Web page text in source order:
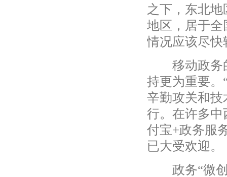
之下，东北
地区，居于
情况应该尽快
移动政务的
持更为重要。
辛勤攻关和
行。在许多中
付宝+政务服
已大受欢迎。
政务“微创